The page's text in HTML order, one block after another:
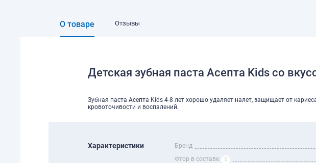
О товаре Отзывы
Детская зубная паста Асепта Kids со
Зубная паста Асепта Kids 4-8 лет хорошо удаляет налет, защищает от
кровоточивости и воспалений.
Характеристики Бренд
Фтор в составе